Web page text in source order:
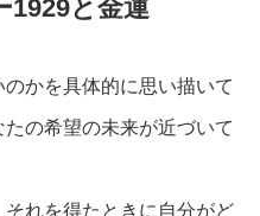
1929と金運
かを具体的に思い描いて
の希望の未来が近づいて
れを得たときに自分がど